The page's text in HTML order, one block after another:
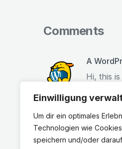
Einwilligung
Um dir ein optimales
Technologien wie
speichern und/oder
Comments
A
Hi, this
To get